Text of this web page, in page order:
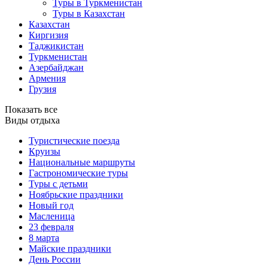
Туры в Туркменистан
Туры в Казахстан
Казахстан
Киргизия
Таджикистан
Туркменистан
Азербайджан
Армения
Грузия
Показать все
Виды отдыха
Туристические поезда
Круизы
Национальные маршруты
Гастрономические туры
Туры с детьми
Ноябрьские праздники
Новый год
Масленица
23 февраля
8 марта
Майские праздники
День России